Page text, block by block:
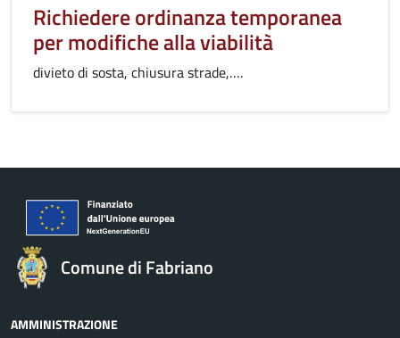
Richiedere ordinanza temporanea
per modifiche alla viabilità
divieto di sosta, chiusura strade,….
Comune di Fabriano
AMMINISTRAZIONE